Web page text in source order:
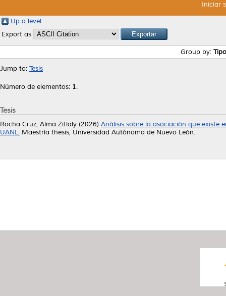
Iniciar
Up a level
Export as
Group by:
Jump to: Tesis
Número de elementos: 1.
Tesis
Rocha Cruz, Alma Zitlaly (2026) Análisis sobre la asociación que existe
UANL. Maestría thesis, Universidad Autónoma de Nuevo León.